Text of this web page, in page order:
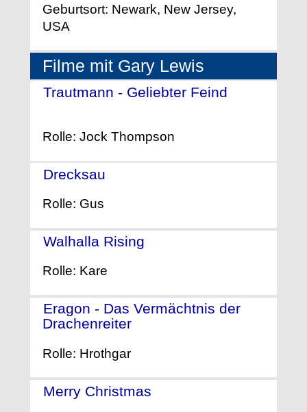
Geburtsort: Newark, New Jersey,
USA
Filme mit Gary Lewis
Trautmann - Geliebter Feind
Rolle: Jock Thompson
Drecksau
Rolle: Gus
Walhalla Rising
Rolle: Kare
Eragon - Das Vermächtnis der
Drachenreiter
Rolle: Hrothgar
Merry Christmas